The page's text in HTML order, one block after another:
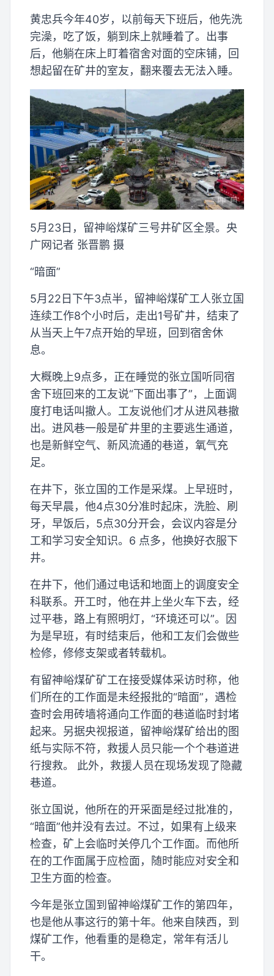
黄忠兵今年40岁，以前每天下班后，他先洗
完澡，吃了饭，躺到床上就睡着了。出事
后，他躺在床上盯着宿舍对面的空床铺，回
想起留在矿井的室友，翻来覆去无法入睡。
5月23日，留神峪煤矿三号井矿区全景。央
广网记者 张晋鹏 摄
“暗面”
5月22日下午3点半，留神峪煤矿工人张立国
连续工作8个小时后，走出1号矿井，结束了
从当天上午7点开始的早班，回到宿舍休
息。
大概晚上9点多，正在睡觉的张立国听同宿
舍下班回来的工友说“下面出事了”，上面调
度打电话叫撤人。工友说他们才从进风巷撤
出。进风巷一般是矿井里的主要逃生通道，
也是新鲜空气、新风流通的巷道，氧气充
足。
在井下，张立国的工作是采煤。上早班时，
每天早晨，他4点30分准时起床，洗脸、刷
牙，早饭后，5点30分开会，会议内容是分
工和学习安全知识。6 点多，他换好衣服下
井。
在井下，他们通过电话和地面上的调度安全
科联系。开工时，他在井上坐火车下去，经
过平巷，路上有照明灯，“环境还可以”。因
为是早班，有时结束后，他和工友们会做些
检修，修修支架或者转载机。
有留神峪煤矿矿工在接受媒体采访时称，他
们所在的工作面是未经报批的“暗面”，遇检
查时会用砖墙将通向工作面的巷道临时封堵
起来。另据央视报道，留神峪煤矿给出的图
纸与实际不符，救援人员只能一个个巷道进
行搜救。 此外，救援人员在现场发现了隐藏
巷道。
张立国说，他所在的开采面是经过批准的，
“暗面”他并没有去过。不过，如果有上级来
检查，矿上会临时关停几个工作面。而他所
在的工作面属于应检面，随时能应对安全和
卫生方面的检查。
今年是张立国到留神峪煤矿工作的第四年，
也是他从事这行的第十年。他来自陕西，到
煤矿工作，他看重的是稳定，常年有活儿
干。